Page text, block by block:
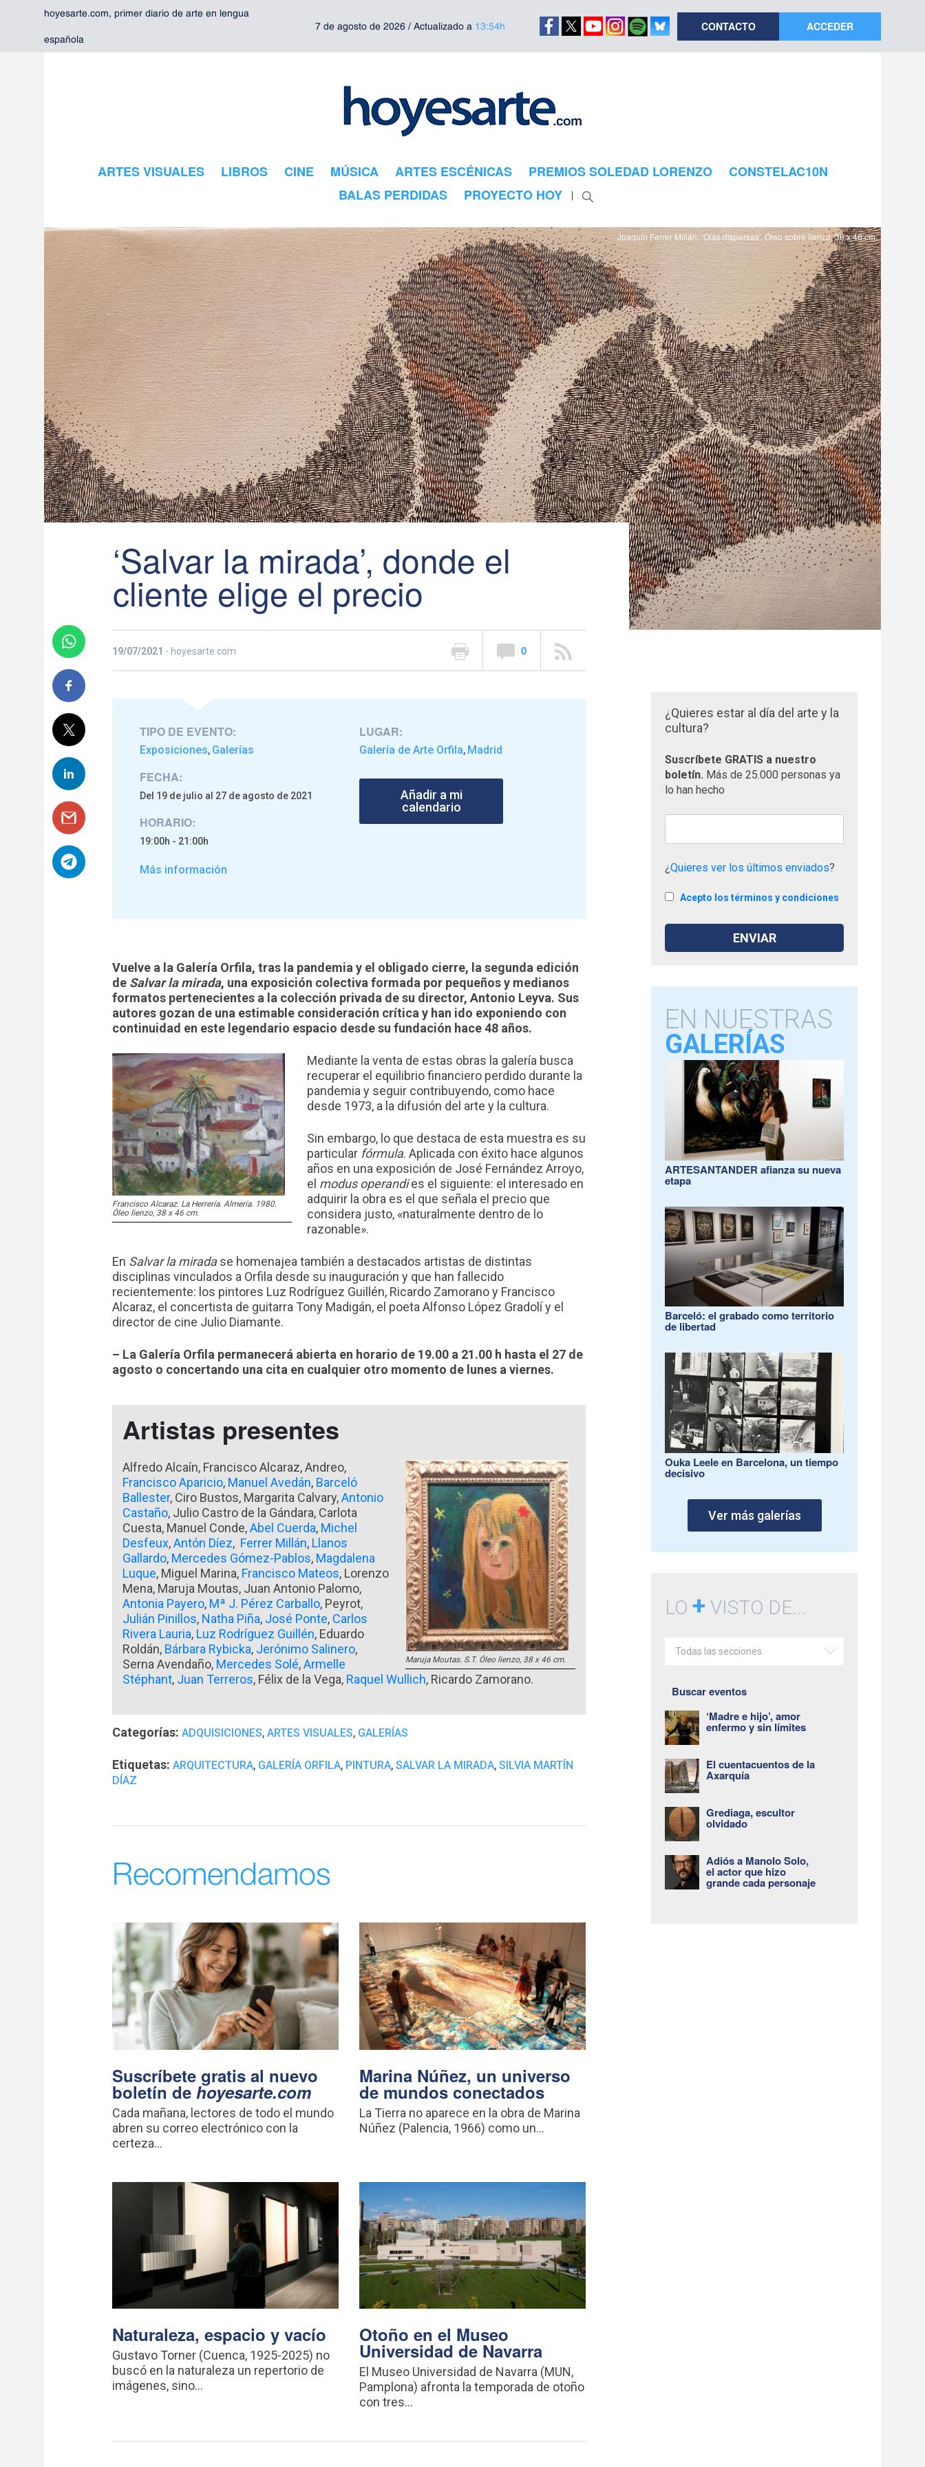
hoyesarte.com, primer diario de arte en lengua
española
7 de agosto de 2026 / Actualizado a 13:54h CONTACTO ACCEDER
ARTES VISUALES LIBROS CINE MÚSICA ARTES ESCÉNICAS PREMIOS SOLEDAD LORENZO
CONSTELAC10N
BALAS PERDIDAS
PROYECTO HOY
Joaquín Ferrer Millán. ‘Olas dispersas’. Óleo sobre lienzo, 38 x 46 cm.
‘Salvar la mirada’, donde el
cliente elige el precio
19/07/2021 - hoyesarte.com 0
TIPO DE EVENTO:
Exposiciones, Galerías
FECHA:
Del 19 de julio al 27 de agosto de 2021
HORARIO:
19:00h - 21:00h
Más información
LUGAR:
Galería de Arte Orfila, Madrid
Añadir a mi
calendario
Vuelve a la Galería Orfila, tras la pandemia y el obligado cierre, la segunda edición
de Salvar la mirada, una exposición colectiva formada por pequeños y medianos
formatos pertenecientes a la colección privada de su director, Antonio Leyva. Sus
autores gozan de una estimable consideración crítica y han ido exponiendo con
continuidad en este legendario espacio desde su fundación hace 48 años.
Francisco Alcaraz. La Herrería. Almería. 1980.
Óleo lienzo, 38 x 46 cm.
Mediante la venta de estas obras la galería busca
recuperar el equilibrio financiero perdido durante la
pandemia y seguir contribuyendo, como hace
desde 1973, a la difusión del arte y la cultura.
Sin embargo, lo que destaca de esta muestra es su
particular fórmula. Aplicada con éxito hace algunos
años en una exposición de José Fernández Arroyo,
el modus operandies el siguiente: el interesado en
adquirir la obra es el que señala el precio que
considera justo, «naturalmente dentro de lo
razonable».
En Salvar la miradase homenajea también a destacados artistas de distintas
disciplinas vinculados a Orfila desde su inauguración y que han fallecido
recientemente: los pintores Luz Rodríguez Guillén, Ricardo Zamorano y Francisco
Alcaraz, el concertista de guitarra Tony Madigán, el poeta Alfonso López Gradolí y el
director de cine Julio Diamante.
– La Galería Orfila permanecerá abierta en horario de 19.00 a 21.00 h hasta el 27 de
agosto o concertando una cita en cualquier otro momento de lunes a viernes.
Artistas presentes
Maruja Moutas. S.T. Óleo lienzo, 38 x 46 cm.
Alfredo Alcaín, Francisco Alcaraz, Andreo,
Francisco Aparicio, Manuel Avedán, Barceló
Ballester, Ciro Bustos, Margarita Calvary,Antonio
Castaño, Julio Castro de la Gándara, Carlota
Cuesta, Manuel Conde,Abel Cuerda, Michel
Desfeux,Antón Díez, Ferrer Millán, Llanos
Gallardo, Mercedes Gómez-Pablos, Magdalena
Luque, Miguel Marina, Francisco Mateos, Lorenzo
Mena, Maruja Moutas, Juan Antonio Palomo,
Antonia Payero, Mª J. Pérez Carballo, Peyrot,
Julián Pinillos, Natha Piña, José Ponte, Carlos
Rivera Lauria, Luz Rodríguez Guillén, Eduardo
Roldán, Bárbara Rybicka, Jerónimo Salinero,
Serna Avendaño, Mercedes Solé,Armelle
Stéphant, Juan Terreros, Félix de la Vega, Raquel Wullich, Ricardo Zamorano.
Categorías: ADQUISICIONES, ARTES VISUALES, GALERÍAS
Etiquetas: ARQUITECTURA, GALERÍA ORFILA, PINTURA, SALVAR LA MIRADA, SILVIA MARTÍN
DÍAZ
Recomendamos
Suscríbete gratis al nuevo
boletín de hoyesarte.com
Cada mañana, lectores de todo el mundo
abren su correo electrónico con la
certeza...
Marina Núñez, un universo
de mundos conectados
La Tierra no aparece en la obra de Marina
Núñez (Palencia, 1966) como un...
Naturaleza, espacio y vacío
Gustavo Torner (Cuenca, 1925-2025) no
buscó en la naturaleza un repertorio de
imágenes, sino...
Otoño en el Museo
Universidad de Navarra
El Museo Universidad de Navarra (MUN,
Pamplona) afronta la temporada de otoño
con tres...
¿Quieres estar al día del arte y la
cultura?
Suscríbete GRATIS a nuestro
boletín. Más de 25.000 personas ya
lo han hecho
¿Quieres ver los últimos enviados?
Acepto los términos y condiciones
EN NUESTRAS
GALERÍAS
ARTESANTANDER afianza su nueva
etapa
Barceló: el grabado como territorio
de libertad
Ouka Leele en Barcelona, un tiempo
decisivo
Ver más galerías
LO+ VISTO DE...
Todas las secciones
Buscar eventos
‘Madre e hijo’, amor
enfermo y sin límites
El cuentacuentos de la
Axarquía
Grediaga, escultor
olvidado
Adiós a Manolo Solo,
el actor que hizo
grande cada personaje